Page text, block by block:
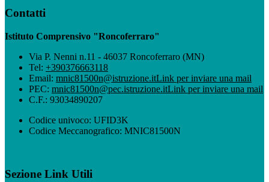
Contatti
Istituto Comprensivo "Roncoferraro"
Via P. Nenni n.11 - 46037 Roncoferraro (MN)
Tel: +390376663118
Email: mnic81500n@istruzione.itLink per inviare una mail
PEC: mnic81500n@pec.istruzione.itLink per inviare una mail
C.F.: 93034890207
Codice univoco: UFID3K
Codice Meccanografico: MNIC81500N
Sezione Link Utili